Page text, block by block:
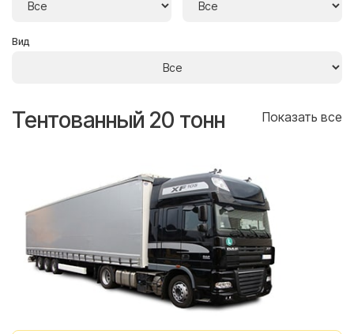
Вид
Тентованный 20 тонн Показать все